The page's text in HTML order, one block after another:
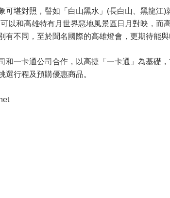
可堪對照，譬如「白山黑水」(長白山、黑龍江)
以和高雄特有月世界惡地風景區日月對映，而
不同，至於聞名國際的高雄燈會，更期待能與
一卡通公司合作，以高捷「一卡通」為基礎，
選行程及預購優惠商品。